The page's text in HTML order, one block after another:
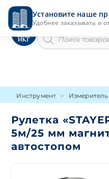
Установите наше
Удобнее заказывать и
Перейти
содержимому
товаров
Инструмент
Рулетка
5м/25 мм
автостопом